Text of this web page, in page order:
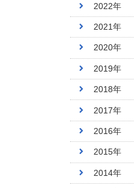
2022年
2021年
2020年
2019年
2018年
2017年
2016年
2015年
2014年